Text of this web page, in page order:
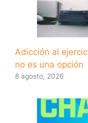
Adicción al
no es una opción
8 agosto, 2026